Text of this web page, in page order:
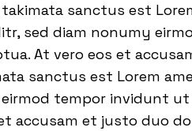
sanctus est
sed diam nonumy
At vero eos et
sanctus est Lorem
tempor invidunt
accusam et justo duo